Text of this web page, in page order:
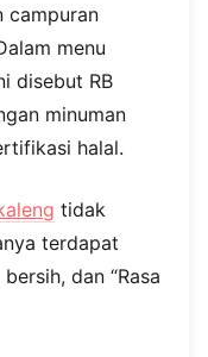
campuran
menu
disebut RB
minuman
halal.
tidak
terdapat
dan “Rasa